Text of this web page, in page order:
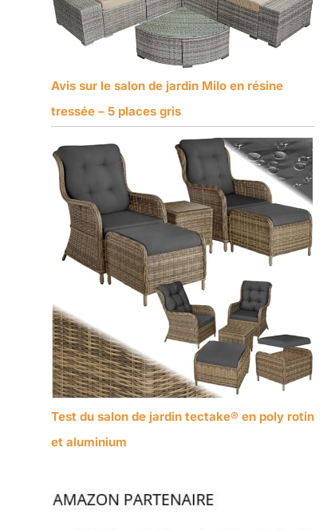
Avis sur le salon de jardin Milo en résine
tressée – 5 places gris
Test du salon de jardin tectake® en poly rotin
et aluminium